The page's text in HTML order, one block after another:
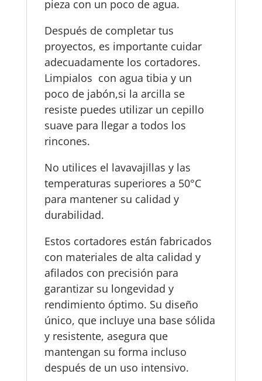
pieza con un poco de agua.
Después de completar tus
proyectos, es importante cuidar
adecuadamente los cortadores.
Limpialos con agua tibia y un
poco de jabón,si la arcilla se
resiste puedes utilizar un cepillo
suave para llegar a todos los
rincones.
No utilices el lavavajillas y las
temperaturas superiores a 50°C
para mantener su calidad y
durabilidad.
Estos cortadores están fabricados
con materiales de alta calidad y
afilados con precisión para
garantizar su longevidad y
rendimiento óptimo. Su diseño
único, que incluye una base sólida
y resistente, asegura que
mantengan su forma incluso
después de un uso intensivo.